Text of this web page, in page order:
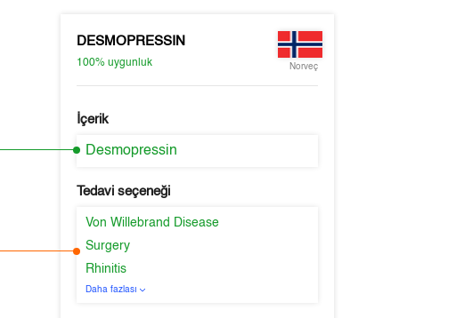
DESMOPRESSIN
100% uygunluk Norveç
İçerik
Desmopressin
Tedavi seçeneği
Von Willebrand Disease
Surgery
Rhinitis
Daha fazlası